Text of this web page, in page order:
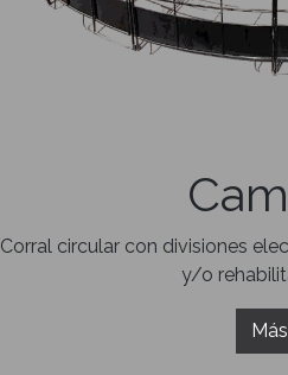
Corral circular con divisiones
y/o